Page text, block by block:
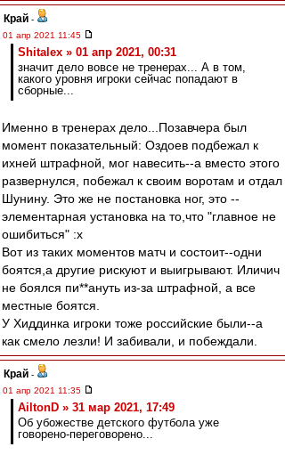
Край -
01 апр 2021 11:45
Shitalex » 01 апр 2021, 00:31
значит дело вовсе не тренерах... А в том,
какого уровня игроки сейчас попадают в
сборные...
Именно в тренерах дело...Позавчера был
момент показательный: Оздоев подбежал к
ихней штрафной, мог навесить--а вместо этого
развернулся, побежал к своим воротам и отдал
Шунину. Это же не постановка ног, это --
элементарная установка на то,что "главное не
ошибиться" :x
Вот из таких моментов матч и состоит--одни
боятся,а другие рискуют и выигрывают. Иличич
не боялся пи**ануть из-за штрафной, а все
местные боятся.
У Хиддинка игроки тоже российские были--а
как смело лезли! И забивали, и побеждали.
Край -
01 апр 2021 11:35
AiltonD » 31 мар 2021, 17:49
Об убожестве детского футбола уже
говорено-переговорено...